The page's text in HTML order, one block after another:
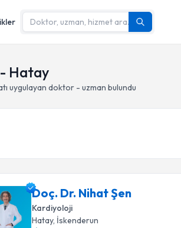
- Hatay
uygulayan doktor - uzman bulundu
Doç. Dr. Nihat Şen
Kardiyoloji
Hatay, İskenderun